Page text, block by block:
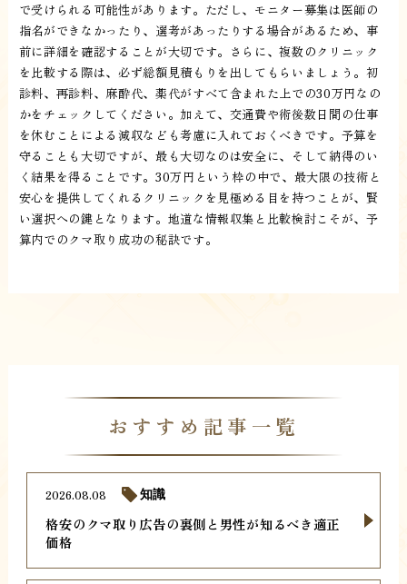
で受けられる可能性があります。ただし、モニター募集は医師の
指名ができなかったり、選考があったりする場合があるため、事
前に詳細を確認することが大切です。さらに、複数のクリニック
を比較する際は、必ず総額見積もりを出してもらいましょう。初
診料、再診料、麻酔代、薬代がすべて含まれた上での30万円なの
かをチェックしてください。加えて、交通費や術後数日間の仕事
を休むことによる減収なども考慮に入れておくべきです。予算を
守ることも大切ですが、最も大切なのは安全に、そして納得のい
く結果を得ることです。30万円という枠の中で、最大限の技術と
安心を提供してくれるクリニックを見極める目を持つことが、賢
い選択への鍵となります。地道な情報収集と比較検討こそが、予
算内でのクマ取り成功の秘訣です。
おすすめ記事一覧
格安のクマ取り広告の裏側と男性が知るべき適正
価格
2026.08.08 知識